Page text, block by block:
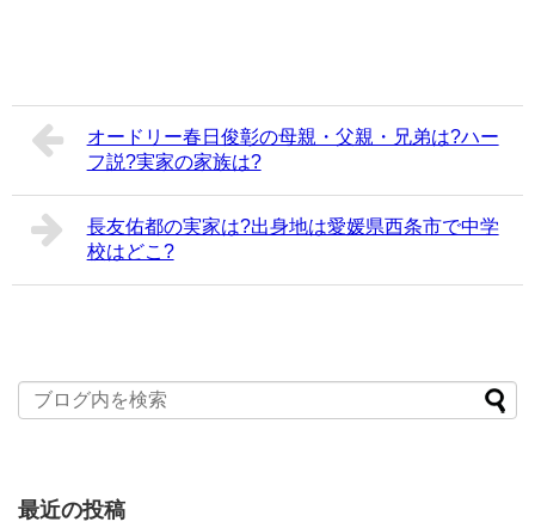
オードリー春日俊彰の母親・父親・兄弟は?ハー
フ説?実家の家族は?
長友佑都の実家は?出身地は愛媛県西条市で中学
校はどこ?
最近の投稿